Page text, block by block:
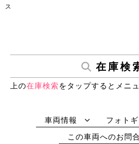
ス
在庫検
上の在庫検索をタップするとメニ
車両情報
フォト
この車両へのお問